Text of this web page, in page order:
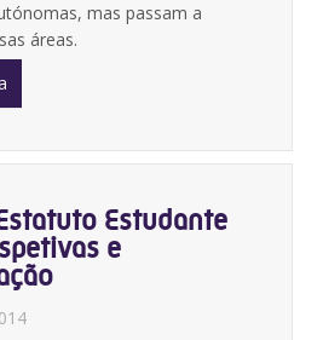
mas passam a
áreas.
Estudante
e